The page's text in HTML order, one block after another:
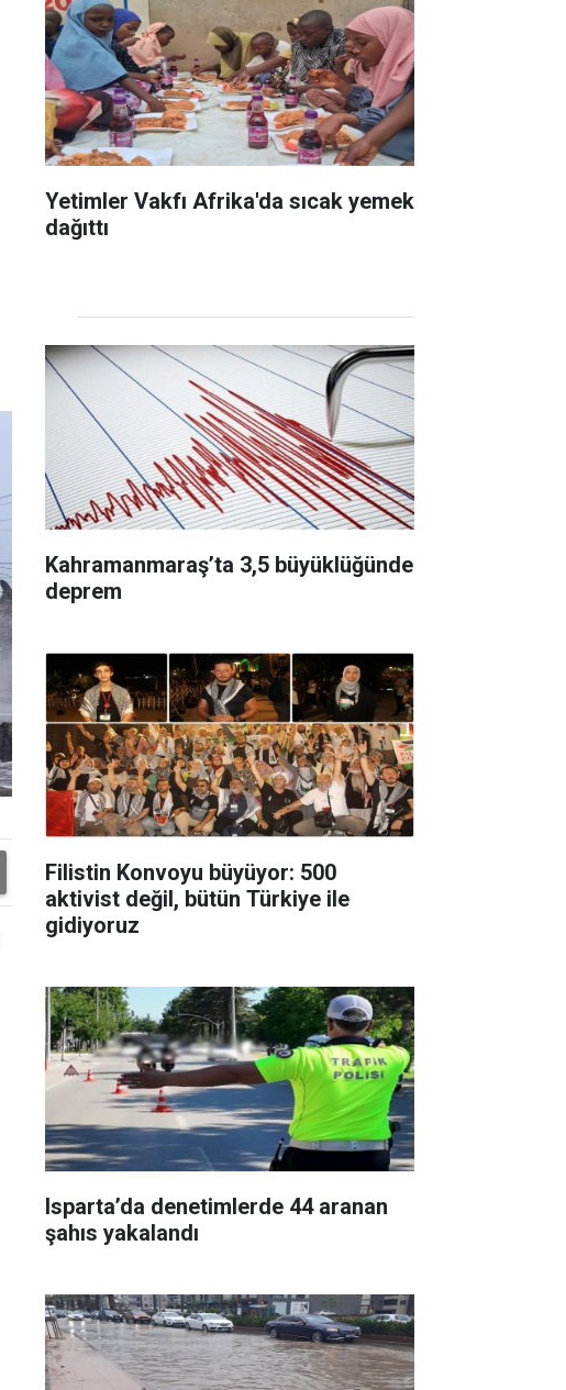
Yetimler Vakfı Afrika'da sıcak yemek
dağıttı
Kahramanmaraş’ta 3,5 büyüklüğünde
deprem
Filistin Konvoyu büyüyor: 500
aktivist değil, bütün Türkiye ile
gidiyoruz
Isparta’da denetimlerde 44 aranan
şahıs yakalandı